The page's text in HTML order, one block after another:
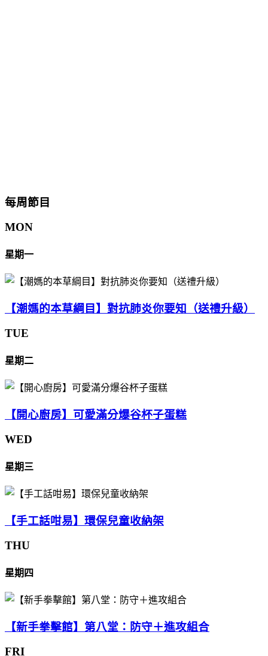
每周節目
MON
星期一
【潮媽的本草綱目】對抗肺炎你要知（送禮升級）
TUE
星期二
【開心廚房】可愛滿分爆谷杯子蛋糕
WED
星期三
【手工話咁易】環保兒童收納架
THU
星期四
【新手拳擊館】第八堂：防守＋進攻組合
FRI